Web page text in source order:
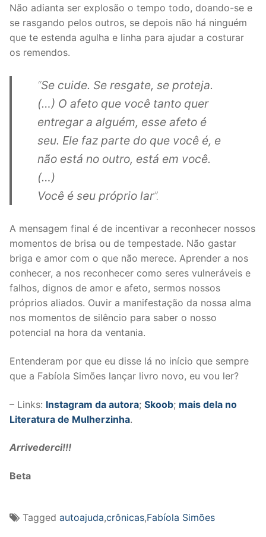
Não adianta ser explosão o tempo todo, doando-se e
se rasgando pelos outros, se depois não há ninguém
que te estenda agulha e linha para ajudar a costurar
os remendos.
“Se cuide. Se resgate, se proteja.
(…) O afeto que você tanto quer
entregar a alguém, esse afeto é
seu. Ele faz parte do que você é, e
não está no outro, está em você.
(…)
Você é seu próprio lar”.
A mensagem final é de incentivar a reconhecer nossos
momentos de brisa ou de tempestade. Não gastar
briga e amor com o que não merece. Aprender a nos
conhecer, a nos reconhecer como seres vulneráveis e
falhos, dignos de amor e afeto, sermos nossos
próprios aliados. Ouvir a manifestação da nossa alma
nos momentos de silêncio para saber o nosso
potencial na hora da ventania.
Entenderam por que eu disse lá no início que sempre
que a Fabíola Simões lançar livro novo, eu vou ler?
– Links: Instagram da autora; Skoob; mais dela no
Literatura de Mulherzinha.
Arrivederci!!!
Beta
Tagged autoajuda,crônicas,Fabíola Simões